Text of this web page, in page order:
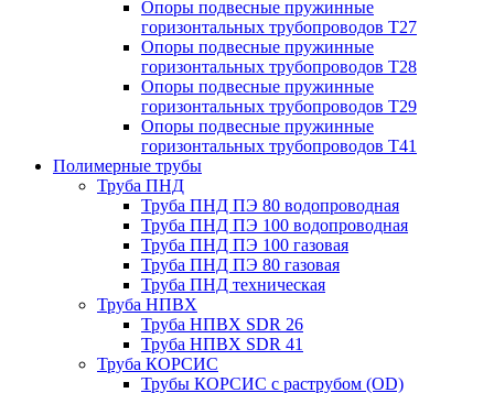
Опоры подвесные пружинные
горизонтальных трубопроводов Т27
Опоры подвесные пружинные
горизонтальных трубопроводов Т28
Опоры подвесные пружинные
горизонтальных трубопроводов Т29
Опоры подвесные пружинные
горизонтальных трубопроводов Т41
Полимерные трубы
Труба ПНД
Труба ПНД ПЭ 80 водопроводная
Труба ПНД ПЭ 100 водопроводная
Труба ПНД ПЭ 100 газовая
Труба ПНД ПЭ 80 газовая
Труба ПНД техническая
Труба НПВХ
Труба НПВХ SDR 26
Труба НПВХ SDR 41
Труба КОРСИС
Трубы КОРСИС с раструбом (OD)